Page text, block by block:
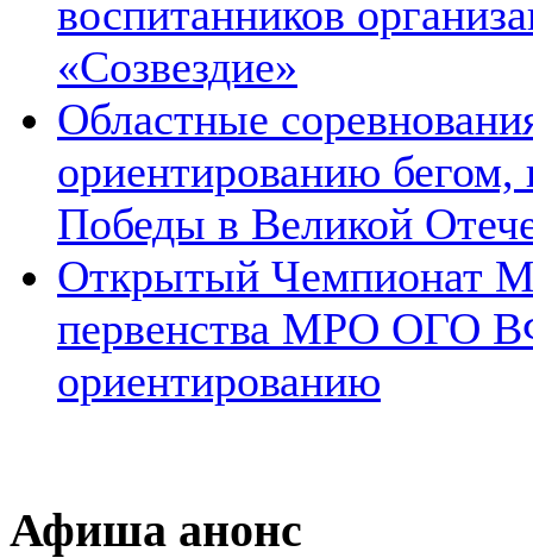
воспитанников
«Созвездие»
Областные
ориентированию
Победы в Великой
Открытый
первенства МРО ОГО
ориентированию
Афиша анонс